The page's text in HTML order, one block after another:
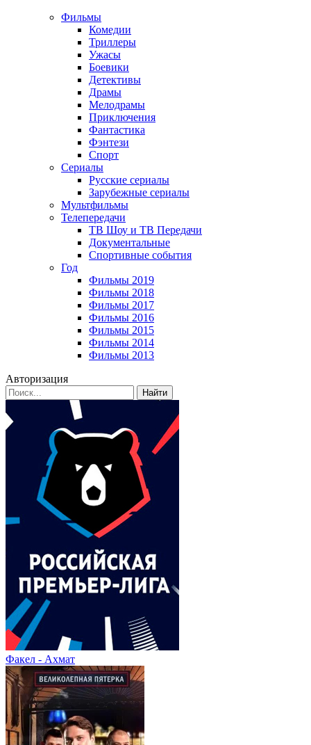
Фильмы
Комедии
Триллеры
Ужасы
Боевики
Детективы
Драмы
Мелодрамы
Приключения
Фантастика
Фэнтези
Спорт
Сериалы
Русские сериалы
Зарубежные сериалы
Мультфильмы
Телепередачи
ТВ Шоу и ТВ Передачи
Документальные
Спортивные события
Год
Фильмы 2019
Фильмы 2018
Фильмы 2017
Фильмы 2016
Фильмы 2015
Фильмы 2014
Фильмы 2013
Авторизация
Найти
Факел - Ахмат